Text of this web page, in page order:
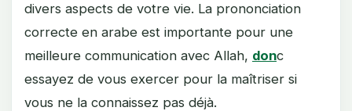
divers aspects de votre vie. La prononciation
correcte en arabe est importante pour une
meilleure communication avec Allah, donc
essayez de vous exercer pour la maîtriser si
vous ne la connaissez pas déjà.